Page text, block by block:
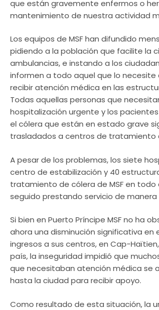
que están gravemente enfermos o
mantenimiento de nuestra actividad
Los equipos de MSF han difundido
pidiendo a la población que facilite la
ambulancias, e instando a los
informen a todo aquel que lo necesite
recibir atención médica en las
Todas aquellas personas que
hospitalización urgente y los
el cólera que están en estado grave
trasladados a centros de tratamiento
A pesar de los problemas, los siete
centro de estabilización y 40
tratamiento de cólera de MSF en todo
seguido prestando servicio de manera
Si bien en Puerto Príncipe MSF no ha
ahora una disminución significativa en
ingresos a sus centros, en Cap-
país, la inseguridad impidió que
que necesitaban atención médica se
hasta la ciudad para recibir apoyo.
Como resultado de esta situación, la